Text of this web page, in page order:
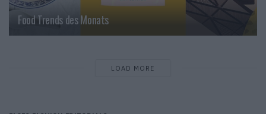
Food Trends des Monats
LOAD MORE